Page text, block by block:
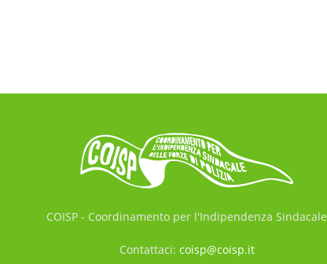
COISP - Coordinamento per l'Indipendenza Sindacale
Contattaci: coisp@coisp.it